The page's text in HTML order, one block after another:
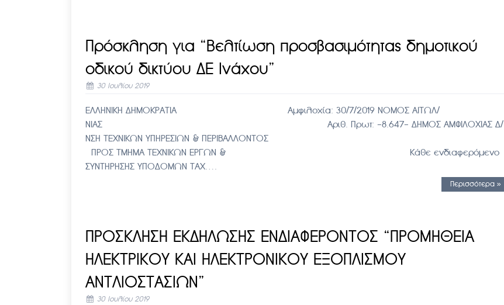
Πρόσκληση για “Βελτίωση προσβασιμότητας δημοτικού
οδικού δικτύου ΔΕ Ινάχου”
30 Ιουλίου 2019
ΕΛΛΗΝΙΚΗ ΔΗΜΟΚΡΑΤΙΑ Αμφιλοχία: 30/7/2019 ΝΟΜΟΣ ΑΙΤΩΛ/
ΝΙΑΣ Αριθ. Πρωτ: -8.647- ΔΗΜΟΣ ΑΜΦΙΛΟΧΙΑΣ Δ/
ΝΣΗ ΤΕΧΝΙΚΩΝ ΥΠΗΡΕΣΙΩΝ & ΠΕΡΙΒΑΛΛΟΝΤΟΣ
ΠΡΟΣ ΤΜΗΜΑ ΤΕΧΝΙΚΩΝ ΕΡΓΩΝ & Κάθε ενδιαφερόμενο
ΣΥΝΤΗΡΗΣΗΣ ΥΠΟΔΟΜΩΝ ΤΑΧ….
Περισσότερα »
ΠΡΟΣΚΛΗΣΗ ΕΚΔΗΛΩΣΗΣ ΕΝΔΙΑΦΕΡΟΝΤΟΣ “ΠΡΟΜΗΘΕΙΑ
ΗΛΕΚΤΡΙΚΟΥ ΚΑΙ ΗΛΕΚΤΡΟΝΙΚΟΥ ΕΞΟΠΛΙΣΜΟΥ
ΑΝΤΛΙΟΣΤΑΣΙΩΝ”
30 Ιουλίου 2019